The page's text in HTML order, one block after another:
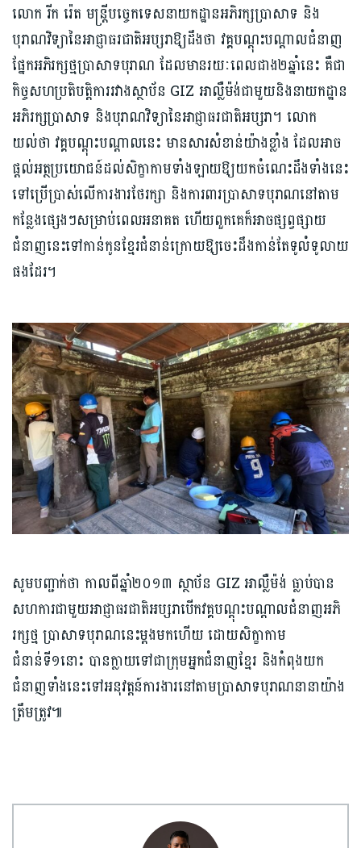
លោក រីក រ៉េត មន្ត្រីបច្ចេកទេសនាយកដ្ឋានអភិរក្សប្រាសាទ និង
បុរាណវិទ្យានៃអាជ្ញាធរជាតិអប្សរាឱ្យដឹងថា វគ្គបណ្ដុះបណ្ដាលជំនាញ
ផ្នែកអភិរក្សថ្មប្រាសាទបុរាណ ដែលមានរយៈពេលជាង២ឆ្នាំនេះ គឺជា
កិច្ចសហប្រតិបត្តិការរវាងស្ថាប័ន GIZ អាល្លឺម៉ង់ជាមួយនិងនាយកដ្ឋាន
អភិរក្សប្រាសាទ និងបុរាណវិទ្យានៃអាជ្ញាធរជាតិអប្សរា។ លោក
យល់ថា វគ្គបណ្ដុះបណ្ដាលនេះ មានសារសំខាន់យ៉ាងខ្លាំង ដែលអាច
ផ្ដល់អត្ថប្រយោជន៍ដល់សិក្ខាកាមទាំងឡាយឱ្យយកចំណេះដឹងទាំងនេះ
ទៅប្រើប្រាស់លើការងារថែរក្សា និងការពារប្រាសាទបុរាណនៅតាម
កន្លែងផ្សេងៗសម្រាប់ពេលអនាគត ហើយពួកគេក៏អាចផ្សព្វផ្សាយ
ជំនាញនេះទៅកាន់កូនខ្មែរជំនាន់ក្រោយឱ្យចេះដឹងកាន់តែទូលំទូលាយ
ផងដែរ។
សូមបញ្ជាក់ថា កាលពីឆ្នាំ២០១៣ ស្ថាប័ន GIZ អាល្លឺម៉ង់ ធ្លាប់បាន
សហការជាមួយអាជ្ញាធរជាតិអប្សរាបើកវគ្គបណ្ដុះបណ្ដាលជំនាញអភិ
រក្សថ្ម ប្រាសាទបុរាណនេះម្ដងមកហើយ ដោយសិក្ខាកាម
ជំនាន់ទី១នោះ បានក្លាយទៅជាក្រុមអ្នកជំនាញខ្មែរ និងកំពុងយក
ជំនាញទាំងនេះទៅអនុវត្តន៍ការងារនៅតាមប្រាសាទបុរាណនានាយ៉ាង
ត្រឹមត្រូវ៕